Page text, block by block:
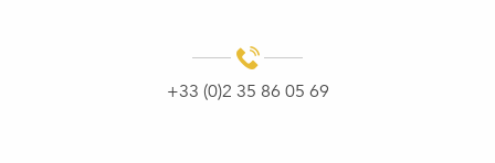
+33 (0)2 35 86 05 69